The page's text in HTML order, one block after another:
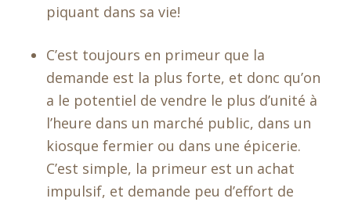
piquant dans sa vie!
C’est toujours en primeur que la
demande est la plus forte, et donc qu’on
a le potentiel de vendre le plus d’unité à
l’heure dans un marché public, dans un
kiosque fermier ou dans une épicerie.
C’est simple, la primeur est un achat
impulsif, et demande peu d’effort de